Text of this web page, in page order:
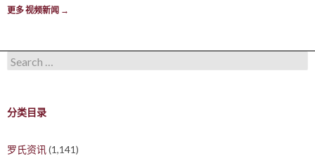
更多 视频新闻 →
Search for:
分类目录
罗氏资讯(1,141)